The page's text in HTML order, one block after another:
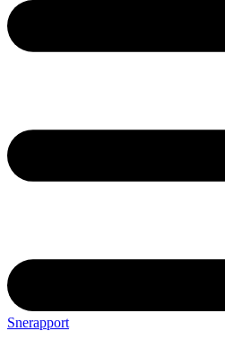
Snerapport